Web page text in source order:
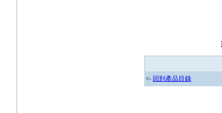
<- 回到產品目錄